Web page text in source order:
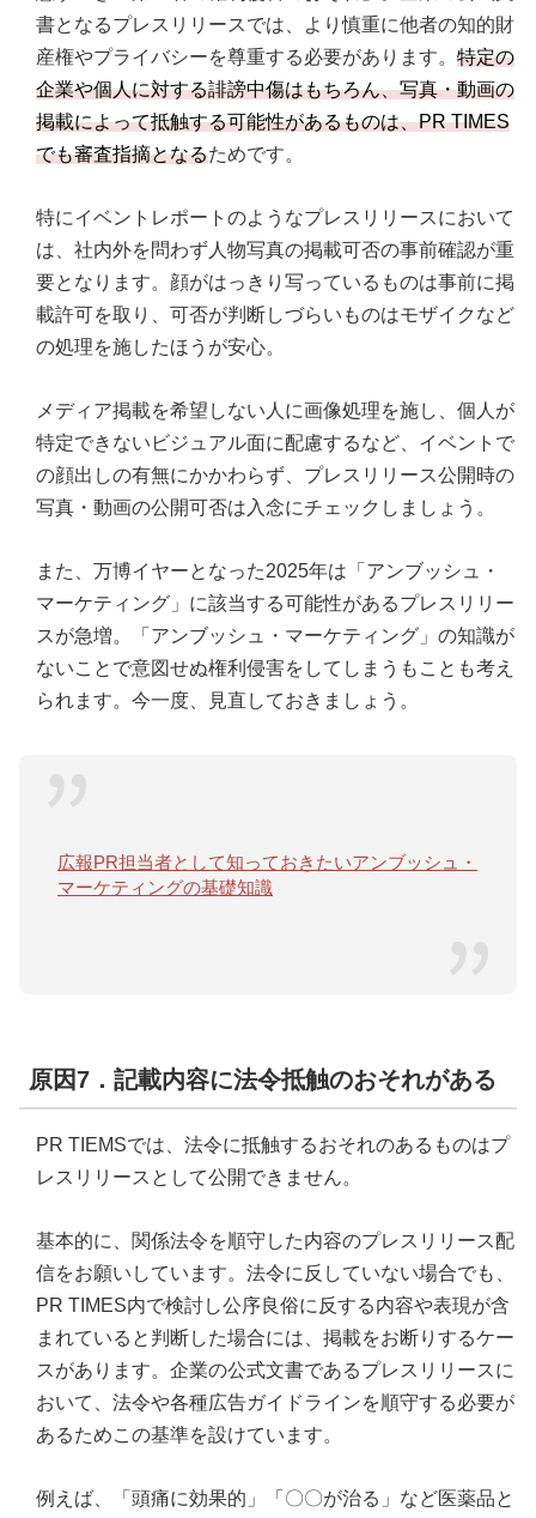
書となるプレスリリースでは、より慎重に他者の知的財
産権やプライバシーを尊重する必要があります。 特定の
企業や個人に対する誹謗中傷はもちろん、写真・動画の
掲載によって抵触する可能性があるものは、PR TIMES
でも審査指摘となるためです。
特にイベントレポートのようなプレスリリースにおいて
は、社内外を問わず人物写真の掲載可否の事前確認が重
要となります。顔がはっきり写っているものは事前に掲
載許可を取り、可否が判断しづらいものはモザイクなど
の処理を施したほうが安心。
メディア掲載を希望しない人に画像処理を施し、個人が
特定できないビジュアル面に配慮するなど、イベントで
の顔出しの有無にかかわらず、プレスリリース公開時の
写真・動画の公開可否は入念にチェックしましょう。
また、万博イヤーとなった2025年は「アンブッシュ・
マーケティング」に該当する可能性があるプレスリリー
スが急増。「アンブッシュ・マーケティング」の知識が
ないことで意図せぬ権利侵害をしてしまうもことも考え
られます。今一度、見直しておきましょう。
広報PR担当者として知っておきたいアンブッシュ・
マーケティングの基礎知識
原因7．記載内容に法令抵触のおそれがある
PR TIEMSでは、法令に抵触するおそれのあるものはプ
レスリリースとして公開できません。
基本的に、関係法令を順守した内容のプレスリリース配
信をお願いしています。法令に反していない場合でも、
PR TIMES内で検討し公序良俗に反する内容や表現が含
まれていると判断した場合には、掲載をお断りするケー
スがあります。企業の公式文書であるプレスリリースに
おいて、法令や各種広告ガイドラインを順守する必要が
あるためこの基準を設けています。
例えば、「頭痛に効果的」「〇〇が治る」など医薬品と